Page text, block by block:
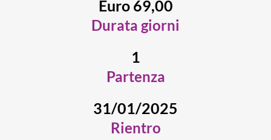
Euro 69,00
Durata giorni
1
Partenza
31/01/2025
Rientro